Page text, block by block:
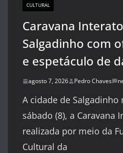
CULTURAL
Caravana
Salgadinho com
e espetáculo de
agosto 7, 2026 Pedro Chaves
A cidade de Salgadinho
sábado (8), a Caravana
realizada por meio da
Cultural da